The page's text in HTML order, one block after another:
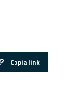
Copia link